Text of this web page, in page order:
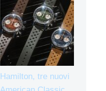
Hamilton, tre nuovi